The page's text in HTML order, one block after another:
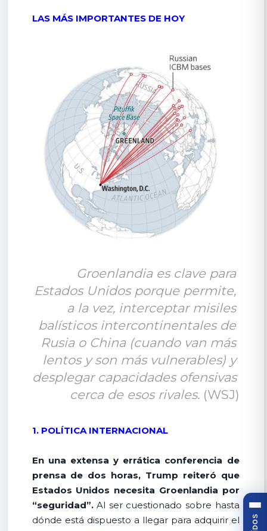
LAS MÁS IMPORTANTES DE HOY
Groenlandia es clave para
Estados Unidos porque permite,
a la vez, interceptar misiles
balísticos intercontinentales de
Rusia o China (cuando van más
lentos y son más vulnerables) y
desplegar capacidades ofensivas
cerca de esos rivales. (WSJ)
1. POLÍTICA INTERNACIONAL
En una extensa y errática conferencia de
prensa de dos horas, Trump reiteró que
Estados Unidos necesita Groenlandia por
“seguridad”.Al ser cuestionado sobre hasta
dónde está dispuesto a llegar para adquirir el